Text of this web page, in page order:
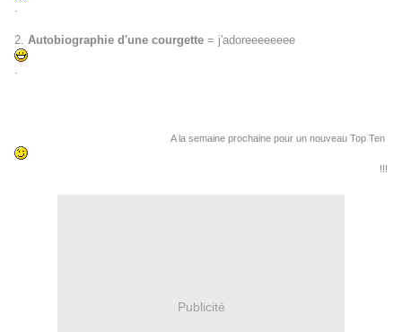
.
2. Autobiographie d'une courgette = j'adoreeeeeeee
.
A la semaine prochaine pour un nouveau Top Ten
!!!
Publicité